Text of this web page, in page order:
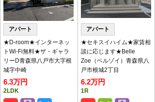
で要受付
八代産業チャンネル
画公開中！
チャンネル登録お願いします！
入居中の注意事項の動画はこちらです。
賃貸物件＆入居者募集中！
おかげさまで現在賃貸物件が不足しておりま
アパート
★D-room★インターネッ
トWi-Fi無料★ザ・ギャラ
リーD青森県八戸市大字根
城字中崎
6.3万円
2LDK
アパート
★セキスイハイム★家賃相
談に応じます★Belle
Zoe（ベルゾイ）青森県八
戸市根城2丁目
6.2万円
1R